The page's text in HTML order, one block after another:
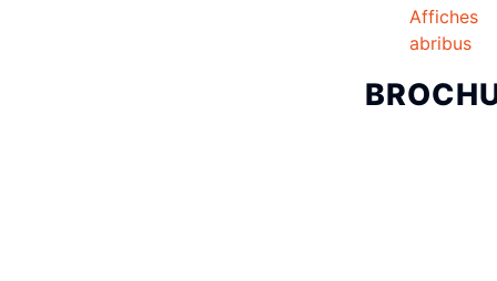
Affiches
abribus